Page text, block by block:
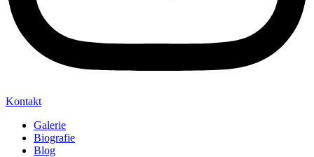
Kontakt
Galerie
Biografie
Blog